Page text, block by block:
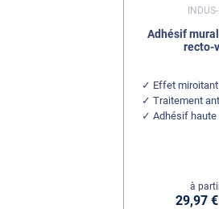
Adhésif
recto-
Effet
Traitement
Adhésif haute
à
29,97 €